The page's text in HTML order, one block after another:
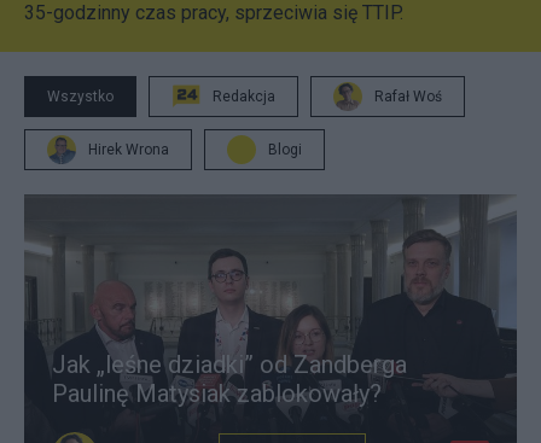
35-godzinny czas pracy, sprzeciwia się TTIP.
Wszystko Redakcja Rafał Woś
Hirek Wrona Blogi
Jak „leśne dziadki” od Zandberga
Paulinę Matysiak zablokowały?